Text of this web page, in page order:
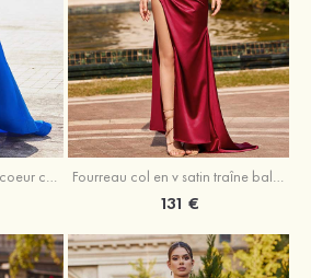
Trumpette/Sirène cache coeur charmeuse traîne balayage robe de bal Fourreau col en v satin traîne balayage robe de bal
131 €